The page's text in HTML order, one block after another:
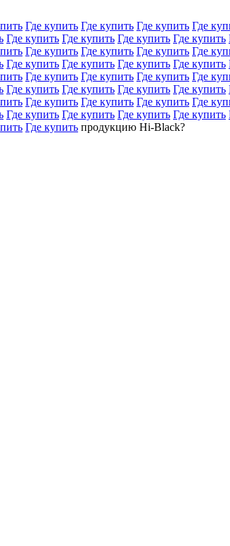
Где купить Где купить Где купить Где
Где купить Где купить Где купить Где купить
Где купить Где купить Где купить Где
Где купить Где купить Где купить Где купить
Где купить Где купить Где купить Где
Где купить Где купить Где купить Где купить
Где купить Где купить Где купить Где
Где купить Где купить Где купить Где купить
Где купить продукцию Hi-Black?